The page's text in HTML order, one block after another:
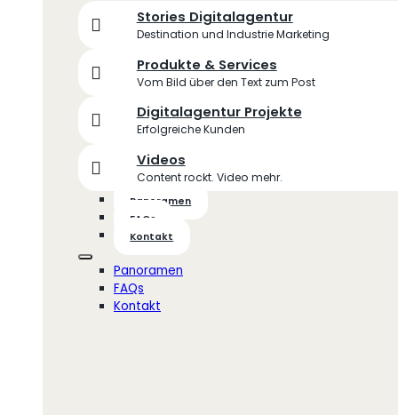
Stories Digitalagentur
Destination und Industrie Marketing
Produkte & Services
Vom Bild über den Text zum Post
Digitalagentur Projekte
Erfolgreiche Kunden
Videos
Content rockt. Video mehr.
Panoramen
FAQs
Kontakt
Panoramen
FAQs
Kontakt